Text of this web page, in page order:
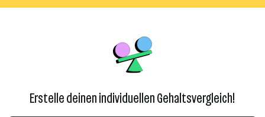
Erstelle deinen individuellen Gehaltsvergleich!